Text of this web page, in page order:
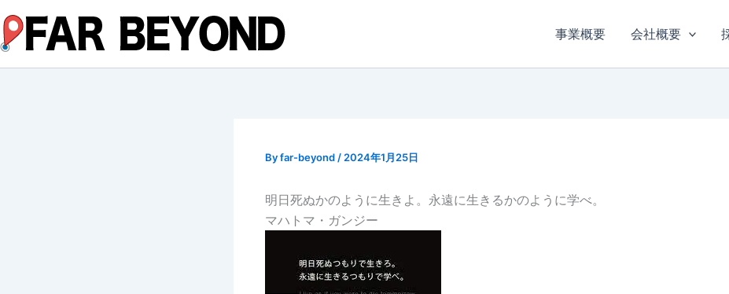
容
を
ス
事業概要 会社概要
Byfar-beyond / 2024年1月25日
明日死ぬかのように生きよ。永遠に生きるかのように学べ。
マハトマ・ガンジー